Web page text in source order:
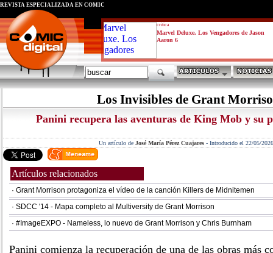
critica
Marvel Deluxe. Los Vengadores de Jason
Aaron 6
REVISTA ESPECIALIZADA EN CÓMIC
Los Invisibles de Grant
Panini recupera las aventuras de King Mob y su
Un artículo de José María Pérez Cuajares- Introducido el 22/05/2026
Artículos relacionados
· Grant Morrison protagoniza el vídeo de la canción Killers de Midnitemen
· SDCC '14 - Mapa completo al Multiversity de Grant Morrison
· #ImageEXPO - Nameless, lo nuevo de Grant Morrison y Chris Burnham
Panini comienza la recuperación de una de las obras más